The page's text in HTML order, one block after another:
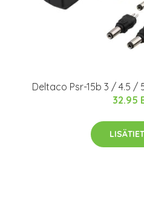
Deltaco Psr-15b 3 / 4.5 /
32.95